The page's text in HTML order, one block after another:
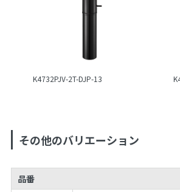
K4732PJV-2T-DJP-13
その他のバリエーション
品番